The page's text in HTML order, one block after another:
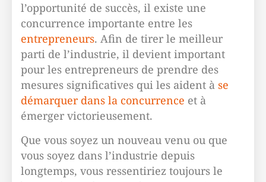
l’opportunité de succès, il existe une
concurrence importante entre les
entrepreneurs. Afin de tirer le meilleur
parti de l’industrie, il devient important
pour les entrepreneurs de prendre des
mesures significatives qui les aident à se
démarquer dans la concurrence et à
émerger victorieusement.
Que vous soyez un nouveau venu ou que
vous soyez dans l’industrie depuis
longtemps, vous ressentiriez toujours le